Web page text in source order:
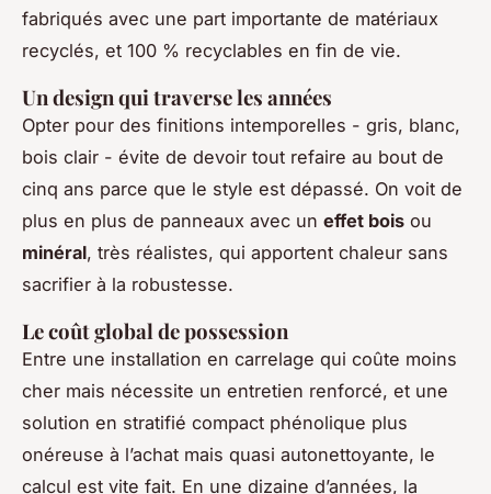
fabriqués avec une part importante de matériaux
recyclés, et 100 % recyclables en fin de vie.
Un design qui traverse les années
Opter pour des finitions intemporelles - gris, blanc,
bois clair - évite de devoir tout refaire au bout de
cinq ans parce que le style est dépassé. On voit de
plus en plus de panneaux avec un effet bois ou
minéral, très réalistes, qui apportent chaleur sans
sacrifier à la robustesse.
Le coût global de possession
Entre une installation en carrelage qui coûte moins
cher mais nécessite un entretien renforcé, et une
solution en stratifié compact phénolique plus
onéreuse à l’achat mais quasi autonettoyante, le
calcul est vite fait. En une dizaine d’années, la